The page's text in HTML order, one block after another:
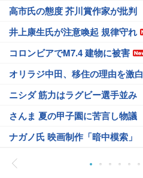
高市氏の態度 芥川賞作家が批判
井上康生氏が注意喚起 規律守れ
コロンビアでM7.4 建物に被害
オリラジ中田、移住の理由を激白
ニシダ 筋力はラグビー選手並み
さんま 夏の甲子園に苦言し物議
ナガノ氏 映画制作「暗中模索」